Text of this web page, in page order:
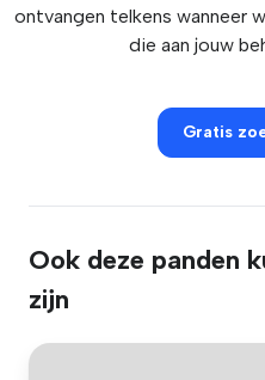
ontvangen telkens wanneer
die aan jouw
Gratis
Ook deze panden
zijn